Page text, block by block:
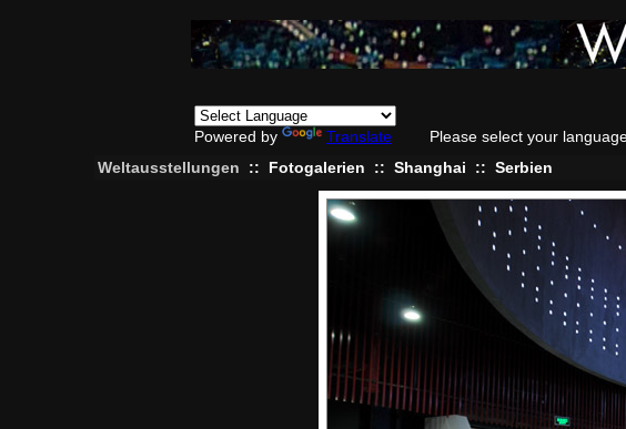
Powered by Translate Please select your
Weltausstellungen :: Fotogalerien :: Shanghai :: Serbien